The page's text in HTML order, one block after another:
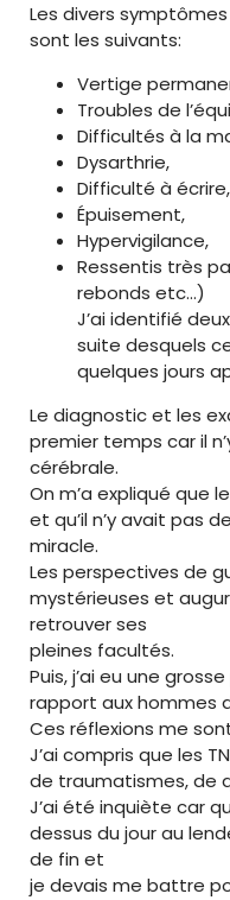
Les divers
sont les suivants:
Vertige
Troubles de
Difficultés à la
Dysarthrie,
Difficulté à écrire,
Épuisement,
Hypervigilance,
Ressentis très
rebonds etc…)
J’ai identifié
suite desquels
quelques jours
Le diagnostic et les
premier temps car il
cérébrale.
On m’a expliqué que
et qu’il n’y avait pas
miracle.
Les perspectives de
mystérieuses et
retrouver ses
pleines facultés.
Puis, j’ai eu une
rapport aux hommes
Ces réflexions me
J’ai compris que les
de traumatismes, de
J’ai été inquiète car
dessus du jour au
de fin et
je devais me battre